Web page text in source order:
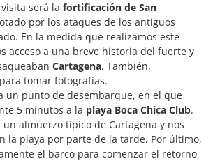
será la fortificación de San
por los ataques de los antiguos
En la medida que realizamos este
acceso a una breve historia del fuerte y
Cartagena. También,
tomar fotografías.
un punto de desembarque, en el que
5 minutos a la playa Boca Chica Club.
almuerzo típico de Cartagena y nos
la playa por parte de la tarde. Por último,
el barco para comenzar el retorno